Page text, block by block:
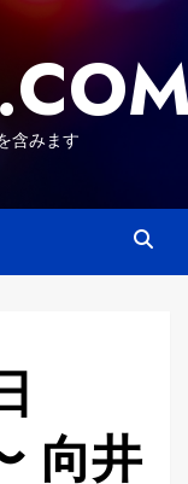
含みます
向井